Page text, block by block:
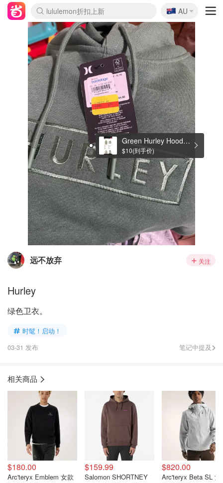
lululemon折扣上新
Sasa美妆护肤3.5折
SSENSE年中2.5折
FreshBeauty好价汇总
Cettire降价+叠9折
WWS Coles超市实拍
viagogo二手票捡漏
Myer超级周末
The Outnet奢牌1折起
David Jones 3折起
Flannels大牌1折
Perfumes Club护肤1折
AMIRO面罩$251
Amazon折扣汇总
eToro入金$200送$50
Amazon数码好物
ICONIC本周7.5折
ThedoubleF高奢地板价
Moose Knuckles 6折
丝芙兰5折起
EUFY摄像头$98
Selenichast首饰2折
Trip机票酒店促销
YSL送5件彩妆礼
Amazon家居好物
Amazon美妆护肤
雅漾大喷$8
过敏原检测盒$33
伊索独家赠50ml沐浴露
科颜氏高保湿面霜$29
SEALIFE海洋馆门票6折
丝塔芙大白罐$16
订阅Newsletter送香薰
Cult Beauty 6.8折
Harrods圣诞日历$525
LN-CC奢牌私促3折
d'Alba空姐喷雾$16
EVE LOM套装£56
Bernardelli独家4折
Adore Beauty 6折起
CT圣诞日历
Mytheresa奢品2.7折
Luxury Escapes 9折
Currentbody美容仪$881
MOON Garden Live
Roborock扫地机$649
Tingo Life水杯$24
Valentino官网5折
CR洗护套装$23
修丽可4件套$159
Myer彩妆2件7折
GANNI官网4.5折
Stylevana韩妆4折
Tessabit高奢8.5折
OGX洗发水$11
Amazon阿德莱德次日达
卡诗8.5折+赠礼
Philips Hue灯具8折
🇦🇺
AU
Green Hurley Hoodie - Macy's
$10(到手价)
远不放弃 关注
Hurley
绿色卫衣。
时髦！启动！
03-31 发布
笔记中提及
相关商品
$180.00
Arc'teryx Emblem 女款
$159.99
Salomon SHORTNEY
$820.00
Arc'teryx Beta SL 女